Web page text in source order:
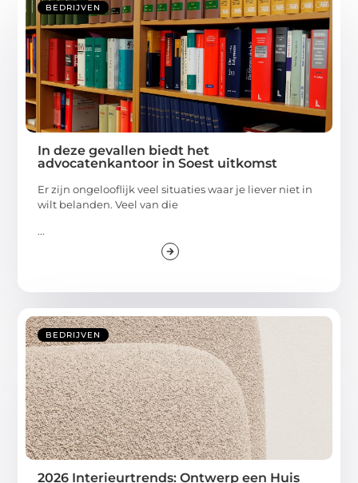
BEDRIJVEN
In deze gevallen biedt het
advocatenkantoor in Soest uitkomst
Er zijn ongelooflijk veel situaties waar je liever niet in
wilt belanden. Veel van die
...
BEDRIJVEN
2026 Interieurtrends: Ontwerp een Huis